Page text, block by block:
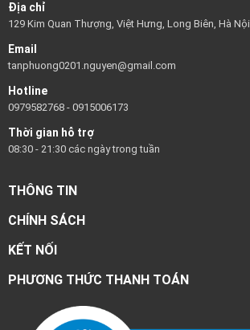
Địa chỉ
129 Kim Quan Thượng, Việt Hưng, Long Biên, Hà Nội
Email
tanphuong0201.nguyen@gmail.com
Hotline
0979582768 - 0915006173
Thời gian hỗ trợ
08:30 - 21:30 các ngày trong tuần
THÔNG TIN
CHÍNH SÁCH
KẾT NỐI
PHƯƠNG THỨC THANH TOÁN